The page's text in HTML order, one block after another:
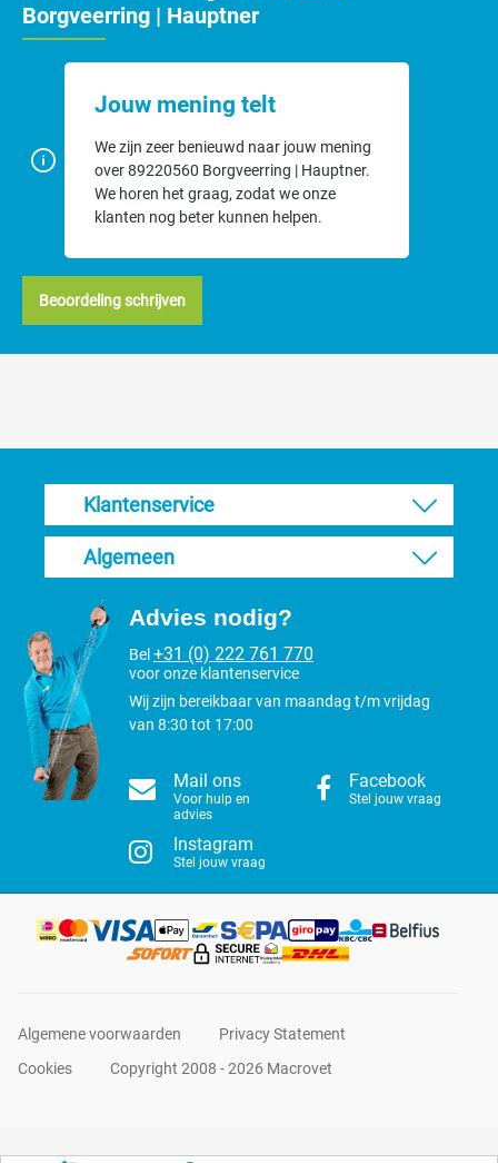
Borgveerring | Hauptner
Jouw mening telt
We zijn zeer benieuwd naar jouw mening
over 89220560 Borgveerring | Hauptner.
We horen het graag, zodat we onze
klanten nog beter kunnen helpen.
Beoordeling schrijven
Klantenservice
Algemeen
Advies nodig?
Bel +31 (0) 222 761 770
voor onze klantenservice
Wij zijn bereikbaar van maandag t/m vrijdag
van 8:30 tot 17:00
Mail ons
Voor hulp en
advies
Facebook
Stel jouw vraag
Instagram
Stel jouw vraag
Algemene voorwaarden
Privacy Statement
Cookies
Copyright 2008 - 2026 Macrovet